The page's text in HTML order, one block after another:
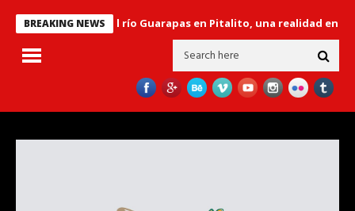
BREAKING NEWS
sobre el río Guarapas en Pitalito, una realidad en el gobierno